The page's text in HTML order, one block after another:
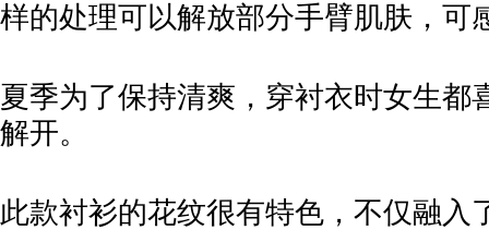
样的处理可以解放部分手臂肌肤，可
夏季为了保持清爽，穿衬衣时女生都
解开。
此款衬衫的花纹很有特色，不仅融入